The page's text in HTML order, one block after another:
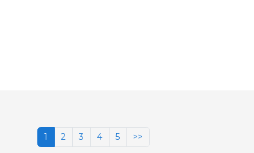
1 2 3 4 5 >>